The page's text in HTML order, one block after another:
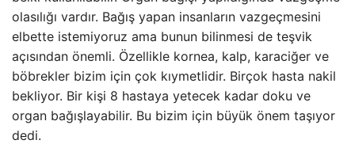
olasılığı vardır. Bağış yapan insanların vazgeçmesini
elbette istemiyoruz ama bunun bilinmesi de teşvik
açısından önemli. Özellikle kornea, kalp, karaciğer ve
böbrekler bizim için çok kıymetlidir. Birçok hasta nakil
bekliyor. Bir kişi 8 hastaya yetecek kadar doku ve
organ bağışlayabilir. Bu bizim için büyük önem taşıyor
dedi.